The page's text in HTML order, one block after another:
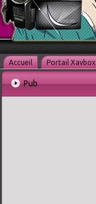
Accueil Portail Xavbox
Pub